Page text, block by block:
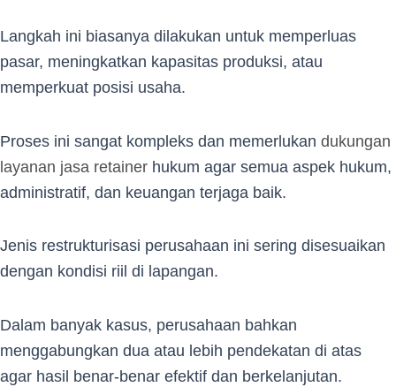
Langkah ini biasanya dilakukan untuk memperluas
pasar, meningkatkan kapasitas produksi, atau
memperkuat posisi usaha.
Proses ini sangat kompleks dan memerlukan dukungan
layanan jasa retainer hukum agar semua aspek hukum,
administratif, dan keuangan terjaga baik.
Jenis restrukturisasi perusahaan ini sering disesuaikan
dengan kondisi riil di lapangan.
Dalam banyak kasus, perusahaan bahkan
menggabungkan dua atau lebih pendekatan di atas
agar hasil benar-benar efektif dan berkelanjutan.